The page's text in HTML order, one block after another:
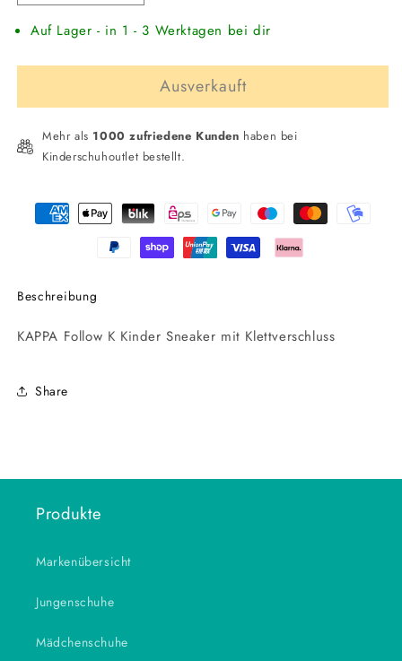
die
Menge
KAPPA
K
Sneaker
mit
die
Menge
KAPPA
Follow
K
Sneaker
mit
Auf Lager - in 1 - 3 Werktagen bei dir
Ausverkauft
Mehr als 1000 zufriedene Kunden haben bei
Kinderschuhoutlet bestellt.
Zahlungsmethoden
Beschreibung
KAPPA Follow K Kinder Sneaker mit Klettverschluss
Share
Produkte
Markenübersicht
Jungenschuhe
Mädchenschuhe